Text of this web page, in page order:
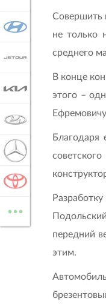
Совершить
не только
среднего
В конце
этого –
Благодаря
передний
этим.
JETOUR
... ВСЕ МАРКИ